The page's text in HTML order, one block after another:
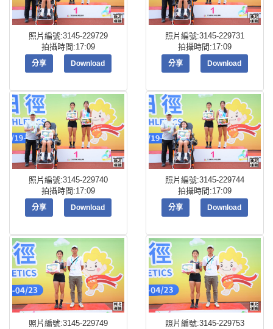
照片編號:3145-229729
拍攝時間:17:09
分享 Download
照片編號:3145-229731
拍攝時間:17:09
分享 Download
照片編號:3145-229740
拍攝時間:17:09
分享 Download
照片編號:3145-229744
拍攝時間:17:09
分享 Download
照片編號:3145-229749
照片編號:3145-229753